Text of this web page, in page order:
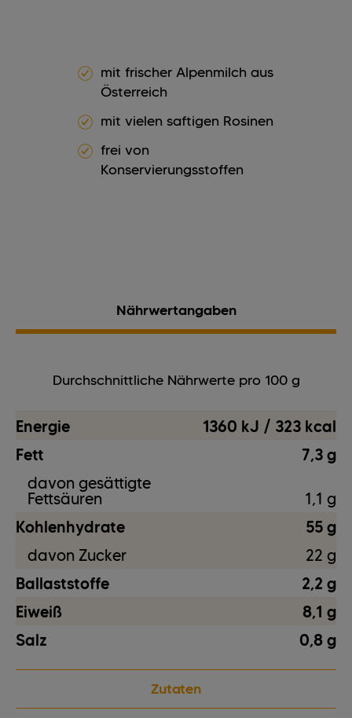
mit frischer Alpenmilch aus
Österreich
mit vielen saftigen Rosinen
frei von
Konservierungsstoffen
Nährwertangaben
Durchschnittliche Nährwerte pro 100 g
Energie
1360 kJ / 323 kcal
Fett
7,3 g
davon gesättigte
Fettsäuren
1,1 g
Kohlenhydrate
55 g
davon Zucker
22 g
Ballaststoffe
2,2 g
Eiweiß
8,1 g
Salz
0,8 g
Zutaten